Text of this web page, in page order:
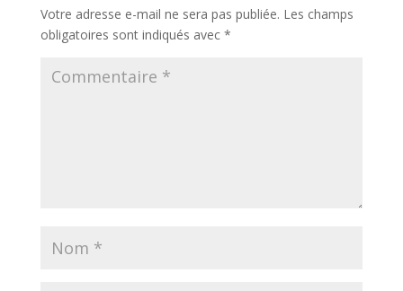
Votre adresse e-mail ne sera pas publiée. Les champs
obligatoires sont indiqués avec *